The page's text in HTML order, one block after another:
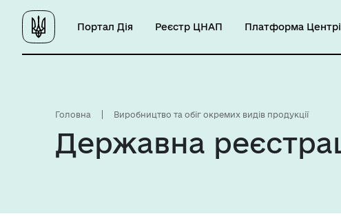
Портал Дія Реєстр ЦНАП Платформа
Головна Виробництво та обіг окремих видів продукції
Державна